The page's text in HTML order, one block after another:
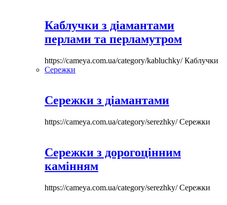
Каблучки з діамантами
перлами та перламутром
https://cameya.com.ua/category/kabluchky/Каблучки
Сережки
Сережки з діамантами
https://cameya.com.ua/category/serezhky/Сережки
Сережки з дорогоцінним
камінням
https://cameya.com.ua/category/serezhky/Сережки